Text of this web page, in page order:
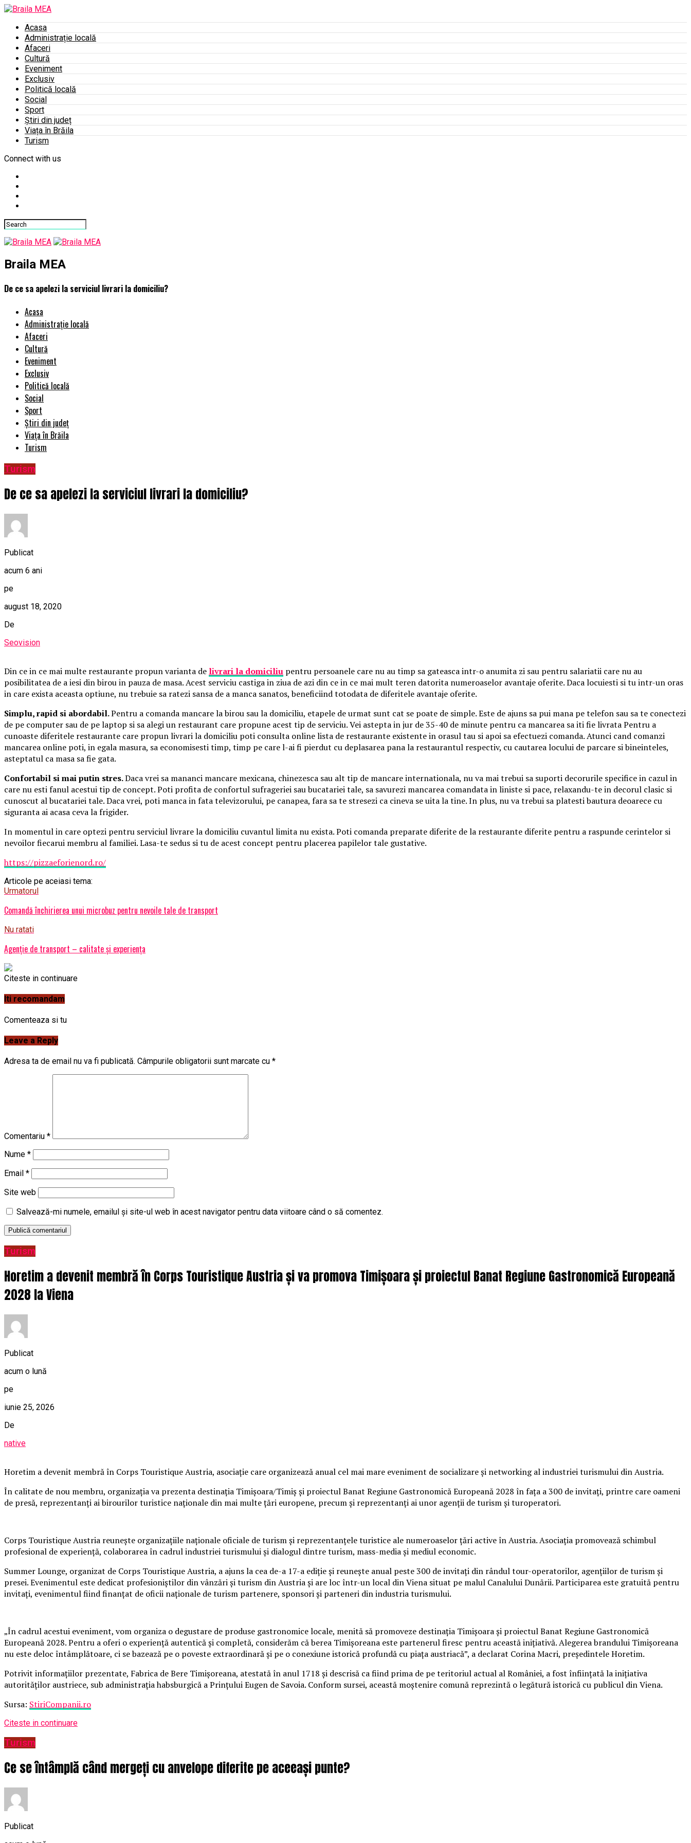
Acasa
Administrație locală
Afaceri
Cultură
Eveniment
Exclusiv
Politică locală
Social
Sport
Știri din județ
Viața în Brăila
Turism
Connect with us
Braila MEA
De ce sa apelezi la serviciul livrari la domiciliu?
Acasa
Administrație locală
Afaceri
Cultură
Eveniment
Exclusiv
Politică locală
Social
Sport
Știri din județ
Viața în Brăila
Turism
Turism
De ce sa apelezi la serviciul livrari la domiciliu?
Publicat
acum 6 ani
pe
august 18, 2020
De
Seovision
Din ce in ce mai multe restaurante propun varianta de livrari la domiciliu pentru persoanele care nu au timp sa gateasca intr-o anumita zi sau pentru salariatii care nu au
posibilitatea de a iesi din birou in pauza de masa. Acest serviciu castiga in ziua de azi din ce in ce mai mult teren datorita numeroaselor avantaje oferite. Daca locuiesti si tu intr-un oras
in care exista aceasta optiune, nu trebuie sa ratezi sansa de a manca sanatos, beneficiind totodata de diferitele avantaje oferite.
Simplu, rapid si abordabil.Pentru a comanda mancare la birou sau la domiciliu, etapele de urmat sunt cat se poate de simple. Este de ajuns sa pui mana pe telefon sau sa te conectezi
de pe computer sau de pe laptop si sa alegi un restaurant care propune acest tip de serviciu. Vei astepta in jur de 35-40 de minute pentru ca mancarea sa iti fie livrata Pentru a
cunoaste diferitele restaurante care propun livrari la domiciliu poti consulta online lista de restaurante existente in orasul tau si apoi sa efectuezi comanda. Atunci cand comanzi
mancarea online poti, in egala masura, sa economisesti timp, timp pe care l-ai fi pierdut cu deplasarea pana la restaurantul respectiv, cu cautarea locului de parcare si bineinteles,
asteptatul ca masa sa fie gata.
Confortabil si mai putin stres.Daca vrei sa mananci mancare mexicana, chinezesca sau alt tip de mancare internationala, nu va mai trebui sa suporti decorurile specifice in cazul in
care nu esti fanul acestui tip de concept. Poti profita de confortul sufrageriei sau bucatariei tale, sa savurezi mancarea comandata in liniste si pace, relaxandu-te in decorul clasic si
cunoscut al bucatariei tale. Daca vrei, poti manca in fata televizorului, pe canapea, fara sa te stresezi ca cineva se uita la tine. In plus, nu va trebui sa platesti bautura deoarece cu
siguranta ai acasa ceva la frigider.
In momentul in care optezi pentru serviciul livrare la domiciliu cuvantul limita nu exista. Poti comanda preparate diferite de la restaurante diferite pentru a raspunde cerintelor si
nevoilor fiecarui membru al familiei. Lasa-te sedus si tu de acest concept pentru placerea papilelor tale gustative.
https://pizzaeforienord.ro/
Articole pe aceiasi tema:
Urmatorul
Comandă închirierea unui microbuz pentru nevoile tale de transport
Nu ratati
Agenţie de transport – calitate şi experienţa
Citeste in continuare
Iti recomandam
Comenteaza si tu
Leave a Reply
Adresa ta de email nu va fi publicată. Câmpurile obligatorii sunt marcate cu *
Comentariu *
Nume *
Email *
Site web
Salvează-mi numele, emailul și site-ul web în acest navigator pentru data viitoare când o să comentez.
Turism
Horetim a devenit membră în Corps Touristique Austria și va promova Timișoara și proiectul Banat Regiune Gastronomică Europeană
2028 la Viena
Publicat
acum o lună
pe
iunie 25, 2026
De
native
Horetim a devenit membră în Corps Touristique Austria, asociație care organizează anual cel mai mare eveniment de socializare și networking al industriei turismului din Austria.
În calitate de nou membru, organizația va prezenta destinația Timișoara/Timiș și proiectul Banat Regiune Gastronomică Europeană 2028 în fața a 300 de invitați, printre care oameni
de presă, reprezentanți ai birourilor turistice naționale din mai multe țări europene, precum și reprezentanți ai unor agenții de turism și turoperatori.
Corps Touristique Austria reunește organizațiile naționale oficiale de turism și reprezentanțele turistice ale numeroaselor țări active în Austria. Asociația promovează schimbul
profesional de experiență, colaborarea în cadrul industriei turismului și dialogul dintre turism, mass-media și mediul economic.
Summer Lounge, organizat de Corps Touristique Austria, a ajuns la cea de-a 17-a ediție și reunește anual peste 300 de invitați din rândul tour-operatorilor, agențiilor de turism și
presei. Evenimentul este dedicat profesioniștilor din vânzări și turism din Austria și are loc într-un local din Viena situat pe malul Canalului Dunării. Participarea este gratuită pentru
invitați, evenimentul fiind finanțat de oficii naționale de turism partenere, sponsori și parteneri din industria turismului.
„În cadrul acestui eveniment, vom organiza o degustare de produse gastronomice locale, menită să promoveze destinația Timișoara și proiectul Banat Regiune Gastronomică
Europeană 2028. Pentru a oferi o experiență autentică și completă, considerăm că berea Timișoreana este partenerul firesc pentru această inițiativă. Alegerea brandului Timișoreana
nu este deloc întâmplătoare, ci se bazează pe o poveste extraordinară și pe o conexiune istorică profundă cu piața austriacă”, a declarat Corina Macri, președintele Horetim.
Potrivit informațiilor prezentate, Fabrica de Bere Timișoreana, atestată în anul 1718 și descrisă ca fiind prima de pe teritoriul actual al României, a fost înființată la inițiativa
autorităților austriece, sub administrația habsburgică a Prințului Eugen de Savoia. Conform sursei, această moștenire comună reprezintă o legătură istorică cu publicul din Viena.
Sursa: StiriCompanii.ro
Citeste in continuare
Turism
Ce se întâmplă când mergeți cu anvelope diferite pe aceeași punte?
Publicat